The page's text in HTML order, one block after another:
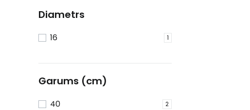
Diametrs
16 1
Garums (cm)
40 2